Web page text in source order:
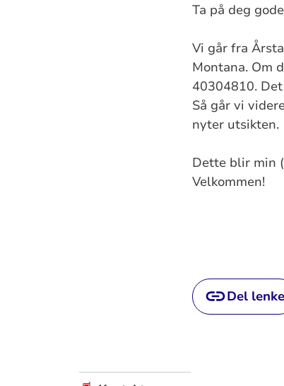
Ta på deg
Vi går fra
Montana. Om
40304810.
Så går vi
nyter utsikten.
Dette blir min
Velkommen!
Del lenke